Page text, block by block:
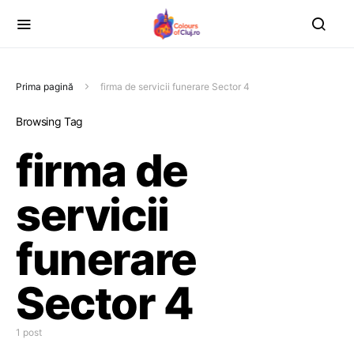
Prima pagină firma de servicii funerare Sector 4
Browsing Tag
firma de
servicii
funerare
Sector 4
1 post